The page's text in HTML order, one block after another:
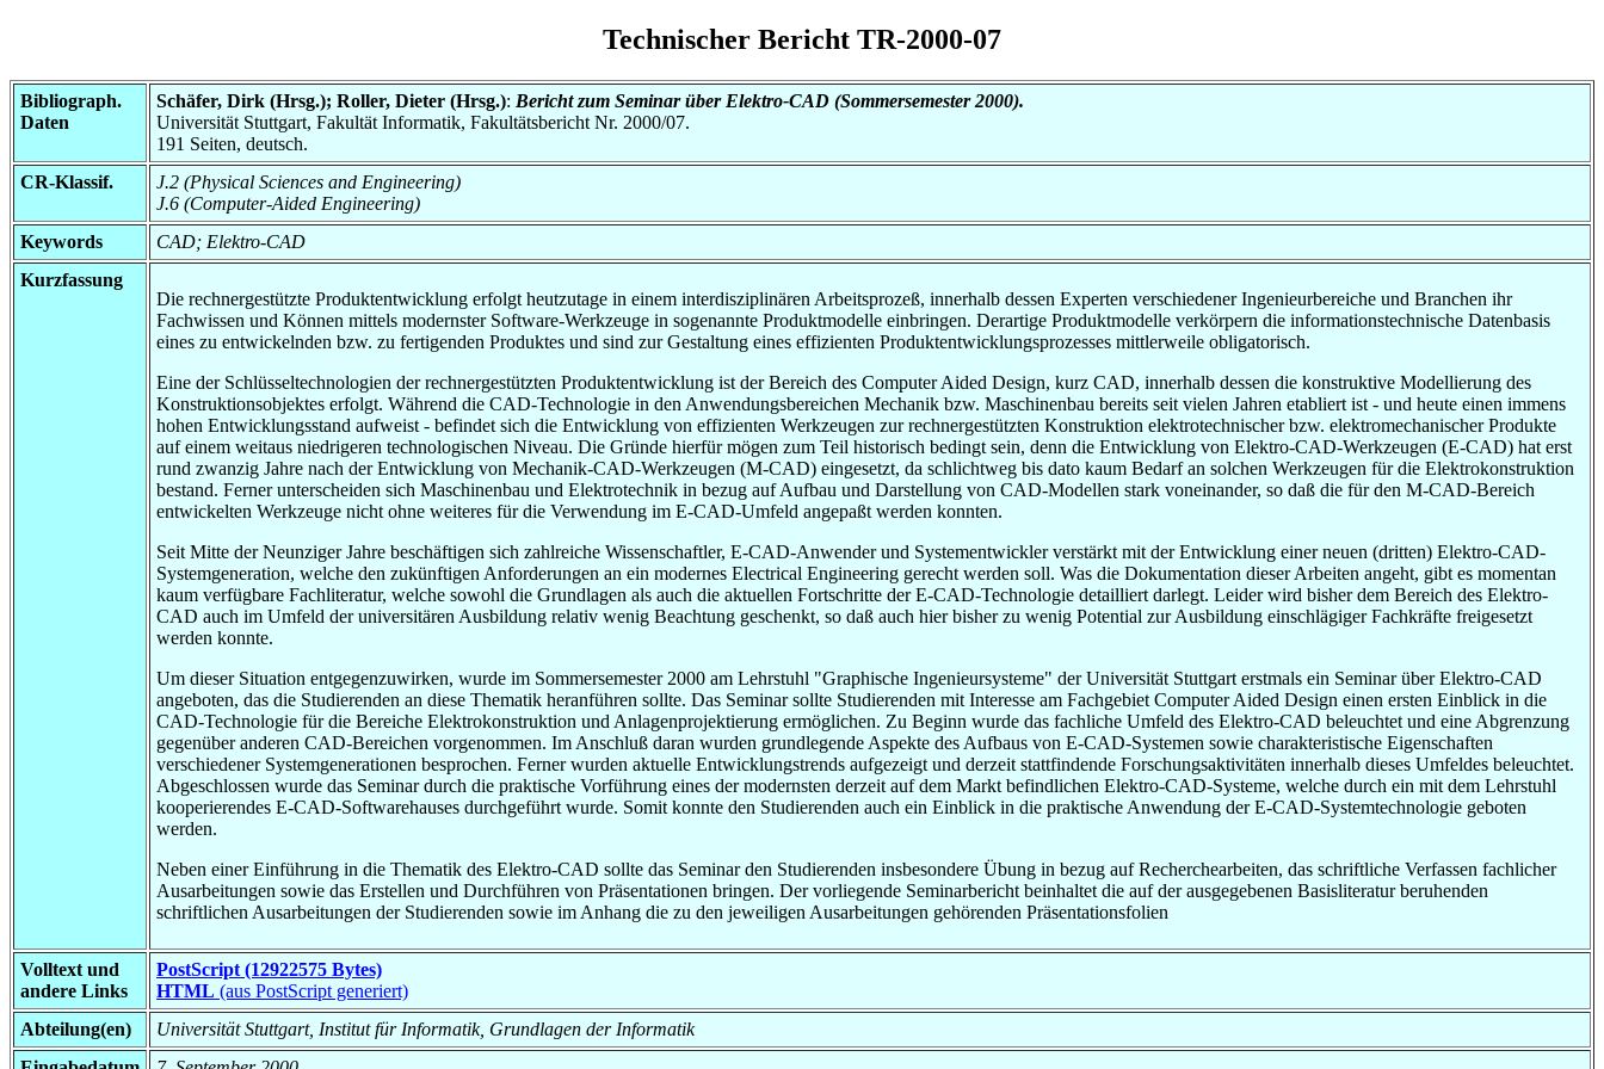
Technischer Bericht TR-2000-07
Bibliograph.
Daten
Schäfer, Dirk (Hrsg.); Roller, Dieter (Hrsg.): Bericht zum Seminar über Elektro-CAD (Sommersemester 2000).
Universität Stuttgart, Fakultät Informatik, Fakultätsbericht Nr. 2000/07.
191 Seiten, deutsch.
CR-Klassif.
J.2 (Physical Sciences and Engineering)
J.6 (Computer-Aided Engineering)
Keywords
CAD; Elektro-CAD
Kurzfassung
Die rechnergestützte Produktentwicklung erfolgt heutzutage in einem interdisziplinären Arbeitsprozeß, innerhalb dessen Experten verschiedener Ingenieurbereiche und Branchen ihr
Fachwissen und Können mittels modernster Software-Werkzeuge in sogenannte Produktmodelle einbringen. Derartige Produktmodelle verkörpern die informationstechnische Datenbasis
eines zu entwickelnden bzw. zu fertigenden Produktes und sind zur Gestaltung eines effizienten Produktentwicklungsprozesses mittlerweile obligatorisch.
Eine der Schlüsseltechnologien der rechnergestützten Produktentwicklung ist der Bereich des Computer Aided Design, kurz CAD, innerhalb dessen die konstruktive Modellierung des
Konstruktionsobjektes erfolgt. Während die CAD-Technologie in den Anwendungsbereichen Mechanik bzw. Maschinenbau bereits seit vielen Jahren etabliert ist - und heute einen immens
hohen Entwicklungsstand aufweist - befindet sich die Entwicklung von effizienten Werkzeugen zur rechnergestützten Konstruktion elektrotechnischer bzw. elektromechanischer Produkte
auf einem weitaus niedrigeren technologischen Niveau. Die Gründe hierfür mögen zum Teil historisch bedingt sein, denn die Entwicklung von Elektro-CAD-Werkzeugen (E-CAD) hat erst
rund zwanzig Jahre nach der Entwicklung von Mechanik-CAD-Werkzeugen (M-CAD) eingesetzt, da schlichtweg bis dato kaum Bedarf an solchen Werkzeugen für die Elektrokonstruktion
bestand. Ferner unterscheiden sich Maschinenbau und Elektrotechnik in bezug auf Aufbau und Darstellung von CAD-Modellen stark voneinander, so daß die für den M-CAD-Bereich
entwickelten Werkzeuge nicht ohne weiteres für die Verwendung im E-CAD-Umfeld angepaßt werden konnten.
Seit Mitte der Neunziger Jahre beschäftigen sich zahlreiche Wissenschaftler, E-CAD-Anwender und Systementwickler verstärkt mit der Entwicklung einer neuen (dritten) Elektro-CAD-
Systemgeneration, welche den zukünftigen Anforderungen an ein modernes Electrical Engineering gerecht werden soll. Was die Dokumentation dieser Arbeiten angeht, gibt es momentan
kaum verfügbare Fachliteratur, welche sowohl die Grundlagen als auch die aktuellen Fortschritte der E-CAD-Technologie detailliert darlegt. Leider wird bisher dem Bereich des Elektro-
CAD auch im Umfeld der universitären Ausbildung relativ wenig Beachtung geschenkt, so daß auch hier bisher zu wenig Potential zur Ausbildung einschlägiger Fachkräfte freigesetzt
werden konnte.
Um dieser Situation entgegenzuwirken, wurde im Sommersemester 2000 am Lehrstuhl "Graphische Ingenieursysteme" der Universität Stuttgart erstmals ein Seminar über Elektro-CAD
angeboten, das die Studierenden an diese Thematik heranführen sollte. Das Seminar sollte Studierenden mit Interesse am Fachgebiet Computer Aided Design einen ersten Einblick in die
CAD-Technologie für die Bereiche Elektrokonstruktion und Anlagenprojektierung ermöglichen. Zu Beginn wurde das fachliche Umfeld des Elektro-CAD beleuchtet und eine Abgrenzung
gegenüber anderen CAD-Bereichen vorgenommen. Im Anschluß daran wurden grundlegende Aspekte des Aufbaus von E-CAD-Systemen sowie charakteristische Eigenschaften
verschiedener Systemgenerationen besprochen. Ferner wurden aktuelle Entwicklungstrends aufgezeigt und derzeit stattfindende Forschungsaktivitäten innerhalb dieses Umfeldes beleuchtet.
Abgeschlossen wurde das Seminar durch die praktische Vorführung eines der modernsten derzeit auf dem Markt befindlichen Elektro-CAD-Systeme, welche durch ein mit dem Lehrstuhl
kooperierendes E-CAD-Softwarehauses durchgeführt wurde. Somit konnte den Studierenden auch ein Einblick in die praktische Anwendung der E-CAD-Systemtechnologie geboten
werden.
Neben einer Einführung in die Thematik des Elektro-CAD sollte das Seminar den Studierenden insbesondere Übung in bezug auf Recherchearbeiten, das schriftliche Verfassen fachlicher
Ausarbeitungen sowie das Erstellen und Durchführen von Präsentationen bringen. Der vorliegende Seminarbericht beinhaltet die auf der ausgegebenen Basisliteratur beruhenden
schriftlichen Ausarbeitungen der Studierenden sowie im Anhang die zu den jeweiligen Ausarbeitungen gehörenden Präsentationsfolien
Volltext und
andere Links
PostScript (12922575 Bytes)
HTML (aus PostScript generiert)
Abteilung(en)
Universität Stuttgart, Institut für Informatik, Grundlagen der Informatik